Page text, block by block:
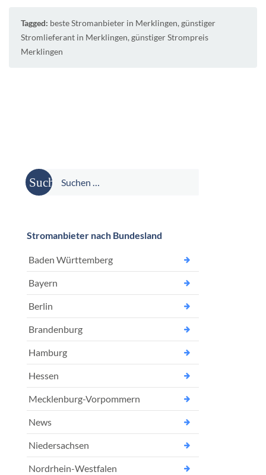
Tagged: beste Stromanbieter in Merklingen, günstiger
Stromlieferant in Merklingen, günstiger Strompreis
Merklingen
Suche
nach:
Stromanbieter nach Bundesland
Baden Württemberg
Bayern
Berlin
Brandenburg
Hamburg
Hessen
Mecklenburg-Vorpommern
News
Niedersachsen
Nordrhein-Westfalen